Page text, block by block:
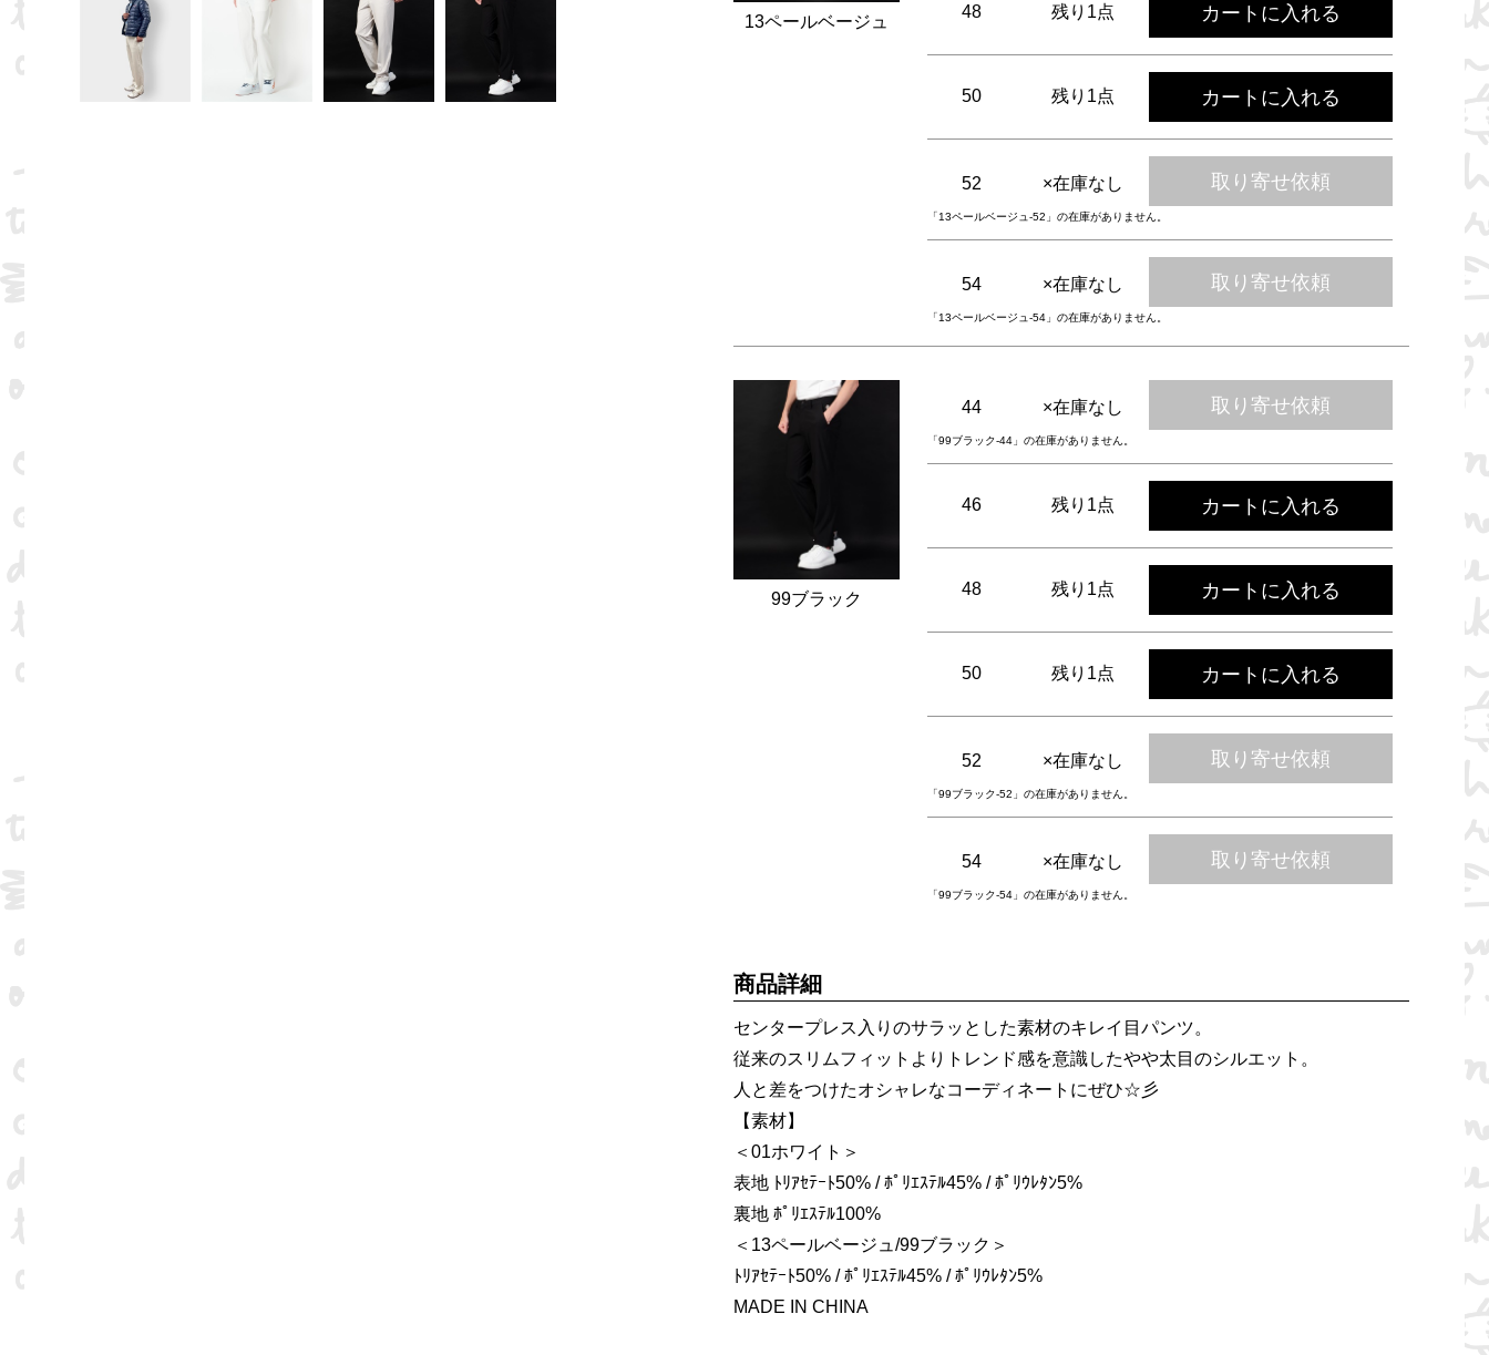
13ペールベージュ
48 残り1点 カートに入れる
50 残り1点 カートに入れる
52 ×在庫なし 取り寄せ依頼
「13ペールベージュ-52」の在庫がありません。
54 ×在庫なし 取り寄せ依頼
「13ペールベージュ-54」の在庫がありません。
99ブラック
44 ×在庫なし 取り寄せ依頼
「99ブラック-44」の在庫がありません。
46 残り1点 カートに入れる
48 残り1点 カートに入れる
50 残り1点 カートに入れる
52 ×在庫なし 取り寄せ依頼
「99ブラック-52」の在庫がありません。
54 ×在庫なし 取り寄せ依頼
「99ブラック-54」の在庫がありません。
商品詳細
センタープレス入りのサラッとした素材のキレイ目パンツ。
従来のスリムフィットよりトレンド感を意識したやや太目のシルエット。
人と差をつけたオシャレなコーディネートにぜひ☆彡
【素材】
＜01ホワイト＞
表地 ﾄﾘｱｾﾃｰﾄ50% / ﾎﾟﾘｴｽﾃﾙ45% / ﾎﾟﾘｳﾚﾀﾝ5%
裏地 ﾎﾟﾘｴｽﾃﾙ100%
＜13ペールベージュ/99ブラック＞
ﾄﾘｱｾﾃｰﾄ50% / ﾎﾟﾘｴｽﾃﾙ45% / ﾎﾟﾘｳﾚﾀﾝ5%
MADE IN CHINA